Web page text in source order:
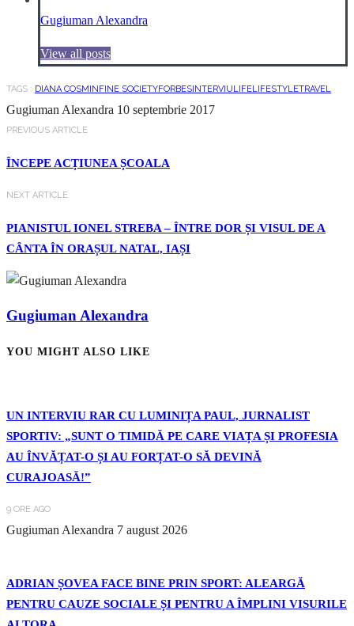
Gugiuman Alexandra
View all posts
TAGS : DIANA COSMINFINE SOCIETYFORBESINTERVIULIFELIFESTYLETRAVEL
Gugiuman Alexandra 10 septembrie 2017
PREVIOUS ARTICLE
ÎNCEPE ACȚIUNEA ȘCOALA
NEXT ARTICLE
PIANISTUL IONEL STREBA – ÎNTRE DOR ȘI VISUL DE A
CÂNTA ÎN ORAȘUL NATAL, IAȘI
Gugiuman Alexandra
YOU MIGHT ALSO LIKE
UN INTERVIU RAR CU LUMINIȚA PAUL, JURNALIST
SPORTIV: „SUNT O TIMIDĂ PE CARE VIAȚA ȘI PROFESIA
AU ÎNVĂȚAT-O ȘI AU FORȚAT-O SĂ DEVINĂ
CURAJOASĂ!”
9 ORE AGO
Gugiuman Alexandra 7 august 2026
ADRIAN ȘOVEA FACE BINE PRIN SPORT: ALEARGĂ
PENTRU CAUZE SOCIALE ȘI PENTRU A ÎMPLINI VISURILE